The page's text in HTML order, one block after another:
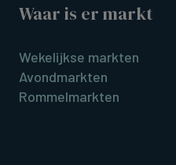
Waar is er markt
Wekelijkse markten
Avondmarkten
Rommelmarkten